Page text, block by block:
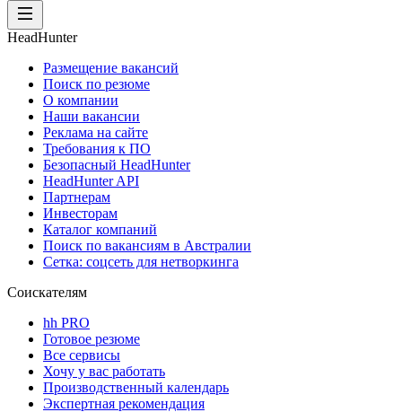
HeadHunter
Размещение вакансий
Поиск по резюме
О компании
Наши вакансии
Реклама на сайте
Требования к ПО
Безопасный HeadHunter
HeadHunter API
Партнерам
Инвесторам
Каталог компаний
Поиск по вакансиям в Австралии
Сетка: соцсеть для нетворкинга
Соискателям
hh PRO
Готовое резюме
Все сервисы
Хочу у вас работать
Производственный календарь
Экспертная рекомендация